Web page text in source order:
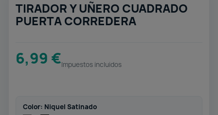
TIRADOR Y UÑERO CUADRADO
PUERTA CORREDERA
6,99 €Impuestos incluidos
Color: Niquel Satinado